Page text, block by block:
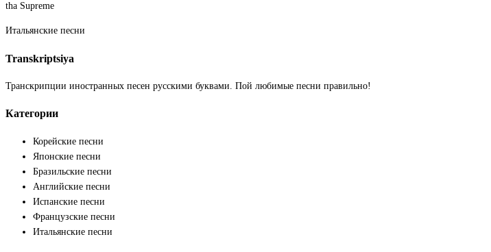
tha Supreme
Итальянские песни
Transkriptsiya
Транскрипции иностранных песен русскими буквами. Пой любимые песни правильно!
Категории
Корейские песни
Японские песни
Бразильские песни
Английские песни
Испанские песни
Французские песни
Итальянские песни